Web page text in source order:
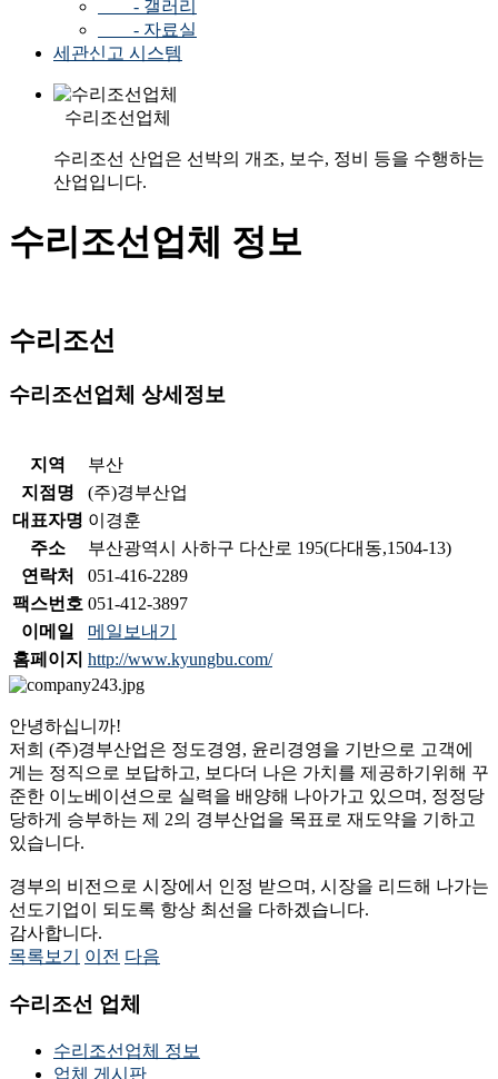
- 갤러리
- 자료실
세관신고 시스템
수리조선업체
수리조선 산업은 선박의 개조, 보수, 정비 등을 수행하는
산업입니다.
수리조선업체 정보
수리조선
수리조선업체 상세정보
지역
부산
지점명
(주)경부산업
대표자명 이경훈
주소
부산광역시 사하구 다산로 195(다대동,1504-13)
연락처
051-416-2289
팩스번호 051-412-3897
이메일
메일보내기
홈페이지 http://www.kyungbu.com/
안녕하십니까!
저희 (주)경부산업은 정도경영, 윤리경영을 기반으로 고객에
게는 정직으로 보답하고, 보다더 나은 가치를 제공하기위해 꾸
준한 이노베이션으로 실력을 배양해 나아가고 있으며, 정정당
당하게 승부하는 제 2의 경부산업을 목표로 재도약을 기하고
있습니다.
경부의 비전으로 시장에서 인정 받으며, 시장을 리드해 나가는
선도기업이 되도록 항상 최선을 다하겠습니다.
감사합니다.
목록보기
이전 다음
수리조선 업체
수리조선업체 정보
업체 게시판